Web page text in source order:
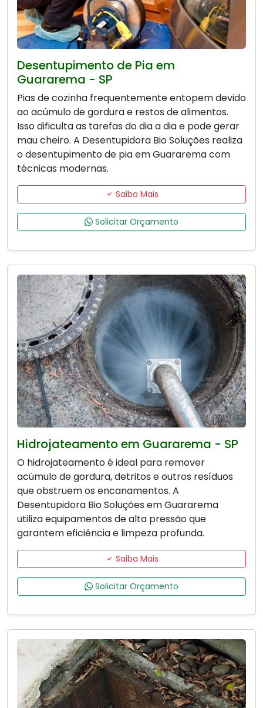
Desentupimento de Pia em
Guararema - SP
Pias de cozinha frequentemente entopem devido
ao acúmulo de gordura e restos de alimentos.
Isso dificulta as tarefas do dia a dia e pode gerar
mau cheiro. A Desentupidora Bio Soluções realiza
o desentupimento de pia em Guararema com
técnicas modernas.
Saiba Mais
Solicitar Orçamento
Hidrojateamento em Guararema - SP
O hidrojateamento é ideal para remover
acúmulo de gordura, detritos e outros resíduos
que obstruem os encanamentos. A
Desentupidora Bio Soluções em Guararema
utiliza equipamentos de alta pressão que
garantem eficiência e limpeza profunda.
Saiba Mais
Solicitar Orçamento